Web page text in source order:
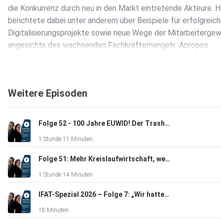
die Konkurrenz durch neu in den Markt eintretende Akteure.
berichtete dabei unter anderem über Beispiele für
Digitalisierungsprojekte sowie neue Wege der
angesichts des wachsenden Fachkräftemangels. Apropos
Hobohm und Tom Wilfer auf die gegenwärtig schwierige Lage
Probleme, denen die Unternehmen gegenwärtig beim Absatz
Rezyklate gegenüberstehen. Außerdem streifen die beiden
die jüngsten Entwicklungen auf dem Stahlschrottmarkt und
die aktuelle Lage bei der Klärschlammverwertung. Weitere
sind gebrauchte Windeln und ihre Eignung als Baumaterial
Weitere Episoden
Folge 52 - 100 Jahre EUWID! Der TrashTalk feiert mit!
1 Stunde 11 Minuten
Folge 51: Mehr Kreislaufwirtschaft, weniger Vorschlaghammer – Christina Dornack und Leonie Dahlmann zu Gast
1 Stunde 14 Minuten
IFAT-Spezial 2026 – Folge 7: „Wir hatten noch nie so viele Aussteller“ – Messeabschluss mit Philipp Eisenmann
18 Minuten